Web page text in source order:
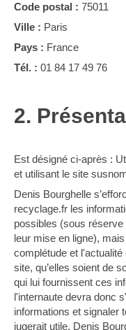
Code postal : 75011
Ville : Paris
Pays : France
Tél. : 01 84 17 49 76
2.
Est désigné ci-après :
et utilisant le site
Denis Bourghelle
recyclage.fr les
possibles (sous
leur mise en ligne),
complétude et
site, qu’elles soient de
qui lui fournissent ces
l'internaute devra donc
informations et signaler
jugerait utile. Denis